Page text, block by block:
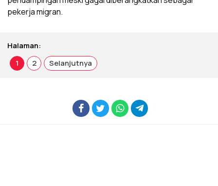
pekerja migran.
Halaman:
1
2 Selanjutnya